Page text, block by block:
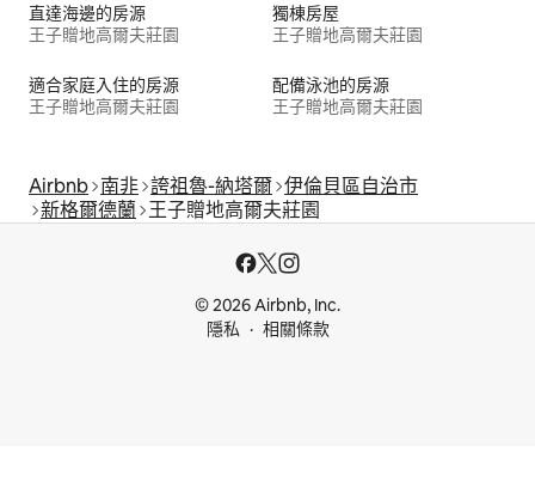
直達海邊的房源
王子贈地高爾夫莊園
獨棟房屋
王子贈地高爾夫莊園
適合家庭入住的房源
王子贈地高爾夫莊園
配備泳池的房源
王子贈地高爾夫莊園
Airbnb 南非 誇祖魯-納塔爾 伊倫貝區自治市
新格爾德蘭 王子贈地高爾夫莊園
© 2026 Airbnb, Inc.
隱私
相關條款